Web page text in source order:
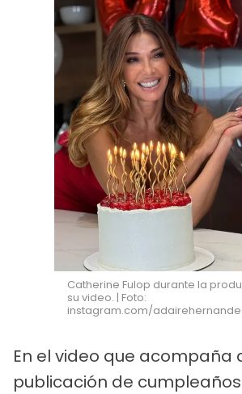
Catherine Fulop durante la
su video. | Foto:
instagram.com/
En el video que acompaña
publicación de